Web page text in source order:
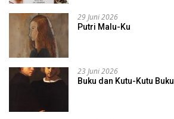
29 Juni 2026
Putri Malu-Ku
23 Juni 2026
Buku dan Kutu-Kutu Buku